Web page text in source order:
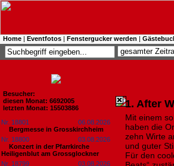
Home | Eventfotos | Fenstergucker werden |
Besucher:
diesen Monat: 6692005
letzten Monat: 15503886
Nr. 18801
06.08.2026
Bergmesse in Grosskirchheim
Nr. 18800
03.08.2026
Konzert in der Pfarrkirche
Heiligenblut am Grossglockner
Nr. 18799
03.08.2026
1. After
Mit einem
haben die
zehn Wirte
und guter
Für den